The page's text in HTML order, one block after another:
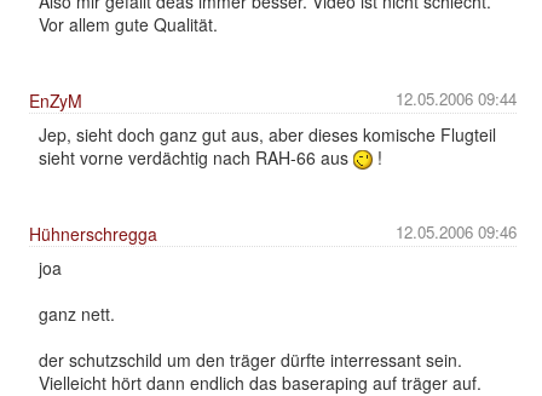
Vor allem gute Qualität.
12.05.2006 09:44
EnZyM
Jep, sieht doch ganz gut aus, aber dieses komische Flugteil
sieht vorne verdächtig nach RAH-66 aus
!
12.05.2006 09:46
Hühnerschregga
joa
ganz nett.
der schutzschild um den träger dürfte interressant sein.
Vielleicht hört dann endlich das baseraping auf träger auf.